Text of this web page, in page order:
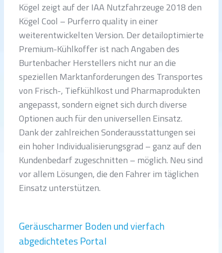
Kögel zeigt auf der IAA Nutzfahrzeuge 2018 den
Kögel Cool – Purferro quality in einer
weiterentwickelten Version. Der detailoptimierte
Premium-Kühlkoffer ist nach Angaben des
Burtenbacher Herstellers nicht nur an die
speziellen Marktanforderungen des Transportes
von Frisch-, Tiefkühlkost und Pharmaprodukten
angepasst, sondern eignet sich durch diverse
Optionen auch für den universellen Einsatz.
Dank der zahlreichen Sonderausstattungen sei
ein hoher Individualisierungsgrad – ganz auf den
Kundenbedarf zugeschnitten – möglich. Neu sind
vor allem Lösungen, die den Fahrer im täglichen
Einsatz unterstützen.
Geräuscharmer Boden und vierfach
abgedichtetes Portal